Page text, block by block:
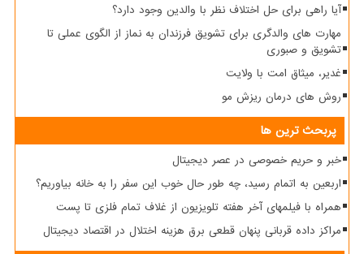
آیا راهی برای حل اختلاف نظر با والدین وجود دارد؟
مهارت های والدگری برای تشویق فرزندان به نماز از الگوی عملی تا
تشویق و صبوری
غدیر، میثاق امت با ولایت
روش های درمان ریزش مو
پربحث ترین ها
خبر و حریم خصوصی در عصر دیجیتال
اربعین به اتمام رسید، چه طور حال خوب این سفر را به خانه بیاوریم؟
همراه با فیلمهای آخر هفته تلویزیون از غلاف تمام فلزی تا پست
مراکز داده قربانی پنهان قطعی برق هزینه اختلال در اقتصاد دیجیتال